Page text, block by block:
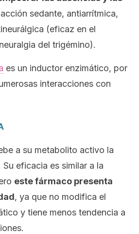
sedante, antiarrítmica,
(eficaz en el
del trigémino).
es un inductor enzimático, por
interacciones con
a su metabolito activo la
eficacia es similar a la
este fármaco presenta
, ya que no modifica el
y tiene menos tendencia a